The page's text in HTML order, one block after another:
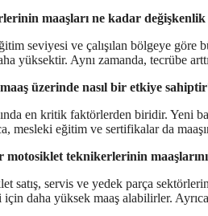
maaşları ne kadar değişkenlik
seviyesi ve çalışılan bölgeye
yüksektir. Aynı zamanda, tecrübe
üzerinde nasıl bir etkiye
en kritik faktörlerden biridir. Yeni
mesleki eğitim ve sertifikalar da
motosiklet teknikerlerinin
satış, servis ve yedek parça
daha yüksek maaş alabilirler.